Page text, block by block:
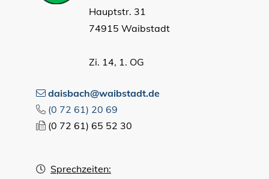
Hauptstr. 31
74915 Waibstadt
Zi. 14, 1. OG
daisbach@waibstadt.de
(0 72 61) 20 69
(0 72 61) 65 52 30
Sprechzeiten: